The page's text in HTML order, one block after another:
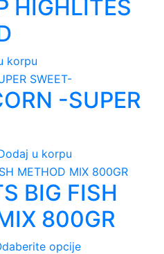
HIGHLITES
korpu
-SUPER
u korpu
BIG FISH
800GR
opcije